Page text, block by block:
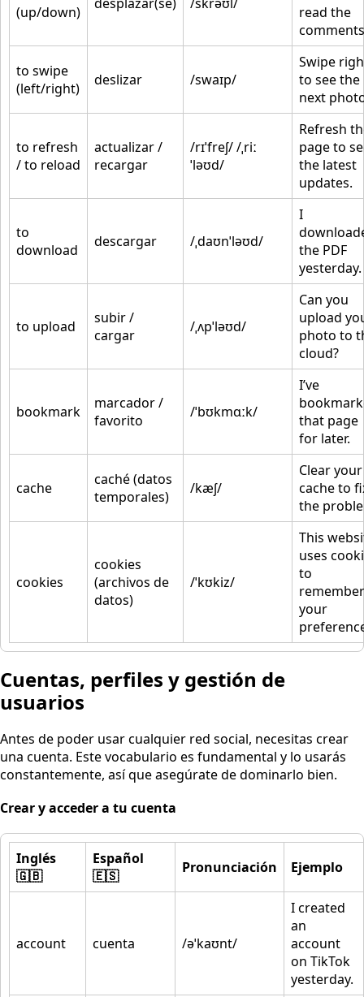
(up/down)
read the
to swipe
(left/right)
deslizar /swaɪp/
Swipe
to see the
next
to refresh
/ to reload
actualizar /
recargar
/rɪˈfreʃ/ /ˌriː
ˈləʊd/
Refresh
page to
the latest
updates.
to
download
descargar /ˌdaʊnˈləʊd/
I
the PDF
yesterday.
to upload
subir /
cargar
/ˌʌpˈləʊd/
Can you
upload
photo to
cloud?
bookmark
marcador /
favorito
/ˈbʊkmɑːk/
I’ve
that page
for later.
cache
caché (datos
temporales)
/kæʃ/
Clear your
cache to
the
cookies
cookies
(archivos de
datos)
/ˈkʊkiz/
This
uses
to
remember
your
Cuentas, perfiles y gestión de
usuarios
Antes de poder usar cualquier red social, necesitas crear
una cuenta. Este vocabulario es fundamental y lo usarás
constantemente, así que asegúrate de dominarlo bien.
Crear y acceder a tu cuenta
Inglés
🇬🇧
Español
🇪🇸
Pronunciación Ejemplo
account cuenta /əˈkaʊnt/
I created
an
account
on TikTok
yesterday.